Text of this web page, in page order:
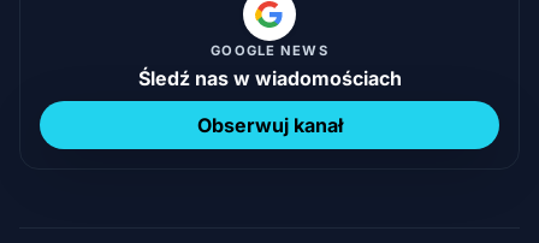
GOOGLE NEWS
Śledź nas w wiadomościach
Obserwuj kanał